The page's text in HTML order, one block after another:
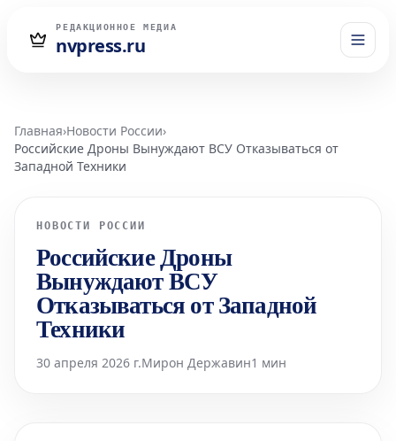
РЕДАКЦИОННОЕ МЕДИА
nvpress.ru
Главная›Новости России›
Российские Дроны Вынуждают ВСУ Отказываться от
Западной Техники
НОВОСТИ РОССИИ
Российские Дроны
Вынуждают ВСУ
Отказываться от Западной
Техники
30 апреля 2026 г.Мирон Державин1 мин